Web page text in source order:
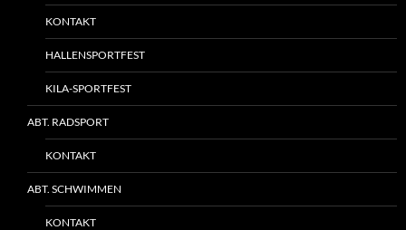
KONTAKT
HALLENSPORTFEST
KILA-SPORTFEST
ABT. RADSPORT
KONTAKT
ABT. SCHWIMMEN
KONTAKT